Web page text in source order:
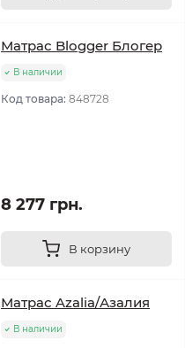
Матрас Blogger Блогер
В наличии
Код товара: 848728
8 277 грн.
В корзину
Матрас Azalia/Азалия
В наличии